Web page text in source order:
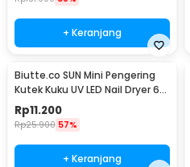
+ Keranjang
Biutte.co SUN Mini Pengering
Kutek Kuku UV LED Nail Dryer 6W
- J-03
Rp11.200
Rp25.900 57%
+ Keranjang